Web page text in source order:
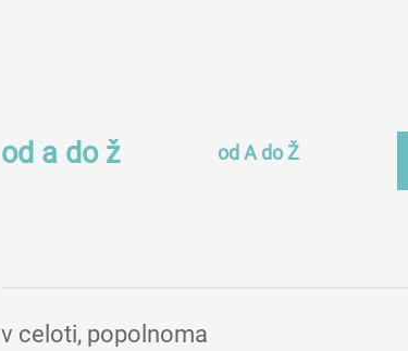
od a do ž od A do Ž
v celoti, popolnoma